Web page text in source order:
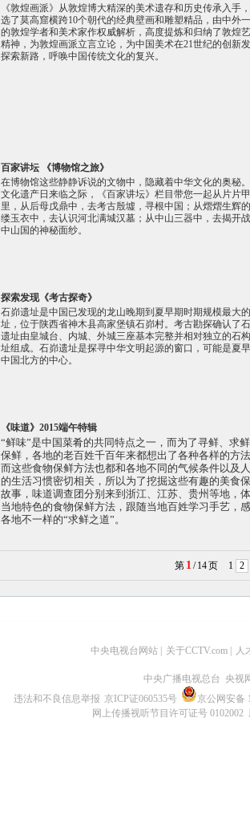
《敦煌画派》从敦煌博大精深的美术遗存和历史传承入手
选了莫高窟横跨10个朝代的经典壁画和雕塑精品，由中外
的敦煌学者和美术家作权威解析，高度提炼和归纳了敦煌
精神，为敦煌画派立言立论，为中国美术在21世纪的创新
探索新路，呼唤中国传统文化的复兴。
百家讲坛 《博物馆之旅》
在博物馆这些静静诉说的文物中，隐藏着中华文化的奥秘
文化遗产日来临之际，《百家讲坛》栏目带您一起从片片
里，从后母戊鼎中，去考古殷墟，寻根中国；从熠熠生辉
缕玉衣中，去认识河北满城汉墓；从中山三器中，去揭开
中山国的神秘面纱。
探索发现《考古探奇》
石峁遗址是中国已发现的龙山晚期到夏早期时期规模最大
址，位于陕西省神木县高家堡镇石峁村。考古勘探确认了
遗址由皇城台、内城、外城三座基本完整并相对独立的石
址组成。石峁遗址是探寻中华文明起源的窗口，可能是夏
中国北方的中心。
《味道》2015端午特辑
“鲜味”是中国菜肴的共同特点之一，而为了寻鲜、求
保鲜，各地的老百姓千百年来都想出了各种各样的方
而这些食物保鲜方法也都和各地不同的气候条件以及
的生活习惯密切相关，所以为了挖掘这些有趣的美食
故事，味道调查团分别来到浙江、江苏、贵州等地，
当地特色的食物保鲜方法，跟随当地百姓学习手艺，
各地不一样的“求鲜之道”。
第 1 / 14页 1 2
中央电视台网站 关于CCTV.com 人
中央广播电视总台 央视
违法和不良信息举报 京ICP证060535号
京公网安备
网上传播视听节目许可证号 0102002